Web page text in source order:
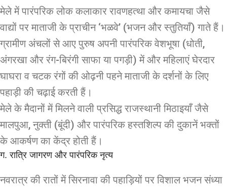
मेले में पारंपरिक लोक कलाकार रावणहत्था और कमायचा जैसे
वाद्यों पर माताजी के प्राचीन ‘भळवे’ (भजन और स्तुतियाँ) गाते हैं।
ग्रामीण अंचलों से आए पुरुष अपनी पारंपरिक वेशभूषा (धोती,
अंगरखा और रंग-बिरंगी साफा या पगड़ी) में और महिलाएं घेरदार
घाघरा व चटक रंगों की ओढ़नी पहने माताजी के दर्शनों के लिए
पहाड़ी की चढ़ाई करती हैं।
मेले के मैदानों में मिलने वाली प्रसिद्ध राजस्थानी मिठाइयाँ जैसे
मालपुआ, नुक्ती (बूंदी) और पारंपरिक हस्तशिल्प की दुकानें भक्तों
के आकर्षण का केंद्र होती हैं।
ग. रात्रि जागरण और पारंपरिक नृत्य
नवरात्र की रातों में सिरनावा की पहाड़ियों पर विशाल भजन संध्या